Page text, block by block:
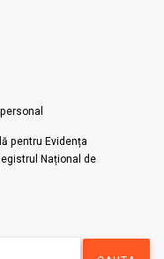
pentru Evidența
Național de